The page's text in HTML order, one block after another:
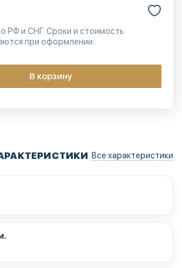
РФ и СНГ. Сроки и стоимость
при оформлении.
В корзину
Все характеристики